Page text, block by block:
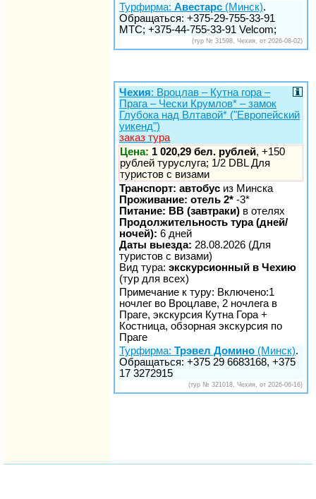
Турфирма: Авестарс (Минск).
Обращаться: +375-29-755-33-91
МТС; +375-44-755-33-91 Velcom;
(тур № 31598, Чехия, от 2026-08-02)
Чехия: Вроцлав – Кутна гора –
Прага – Чески Крумлов* – замок
Глубока над Влтавой* ("Европейский
уикенд")
заказ тура
Цена: 1 020,29 бел. рублей, +150
рублей туруслуга; 1/2 DBL Для
туристов с визами
Транспорт: автобус из Минска
Проживание: отель 2* -3*
Питание: BB (завтраки) в отелях
Продолжительность тура (дней/
ночей): 6 дней
Даты выезда: 28.08.2026 (Для
туристов с визами)
Вид тура: экскурсионный в Чехию
(тур для всех)
Примечание к туру: Включено:1
ночлег во Вроцлаве, 2 ночлега в
Праге, экскурсия Кутна Гора +
Костница, обзорная экскурсия по
Праге
Турфирма: Трэвел Домино (Минск).
Обращаться: +375 29 6683168, +375
17 3272915
(тур № 321018, Чехия, от 2026-06-16)